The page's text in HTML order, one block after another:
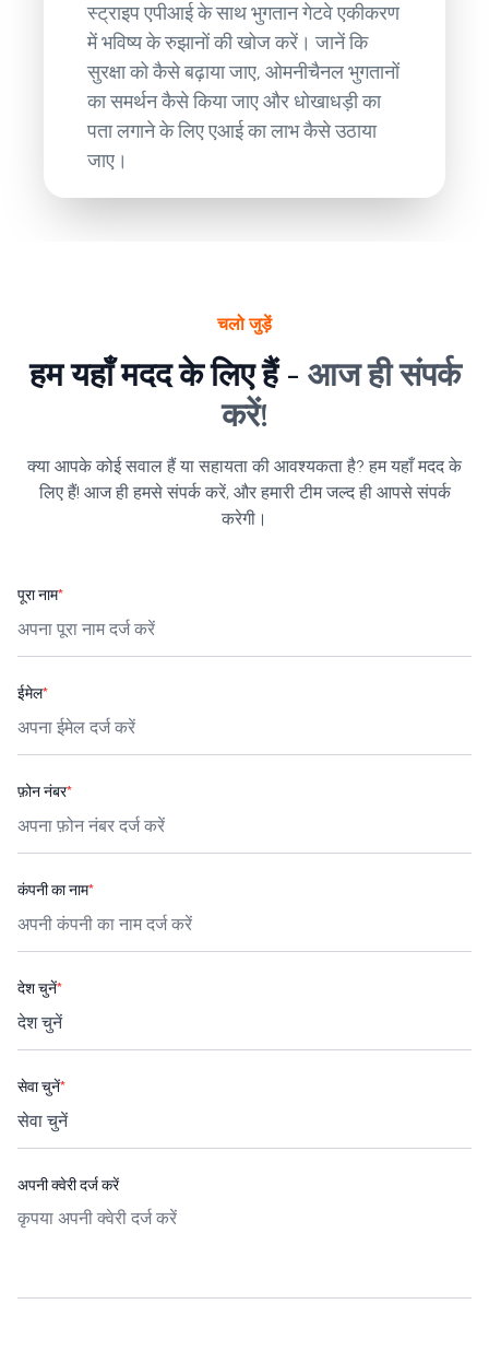
स्ट्राइप एपीआई के साथ भुगतान गेटवे एकीकरण
में भविष्य के रुझानों की खोज करें। जानें कि
सुरक्षा को कैसे बढ़ाया जाए, ओमनीचैनल भुगतानों
का समर्थन कैसे किया जाए और धोखाधड़ी का
पता लगाने के लिए एआई का लाभ कैसे उठाया
जाए।
चलो जुड़ें
हम यहाँ मदद के लिए हैं - आज ही संपर्क
करें!
क्या आपके कोई सवाल हैं या सहायता की आवश्यकता है? हम यहाँ मदद के
लिए हैं! आज ही हमसे संपर्क करें, और हमारी टीम जल्द ही आपसे संपर्क
करेगी।
पूरा नाम*
ईमेल*
फ़ोन नंबर*
कंपनी का नाम*
देश चुनें*
सेवा चुनें*
अपनी क्वेरी दर्ज करें